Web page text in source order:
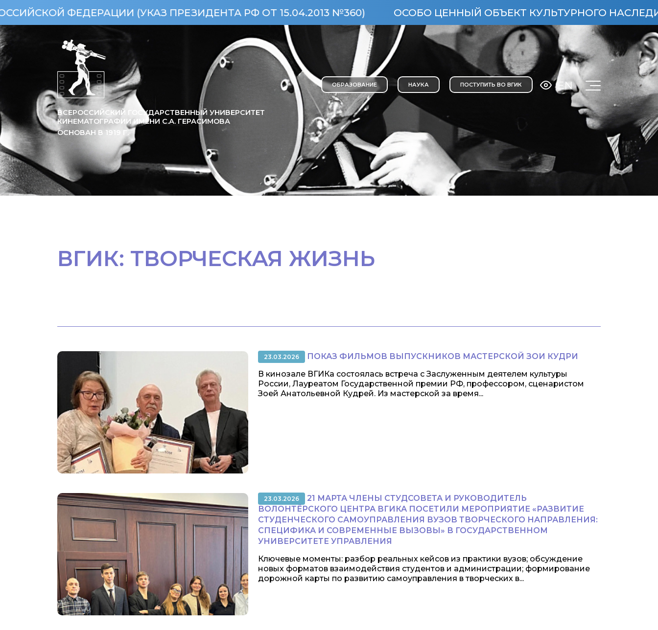
(УКАЗ ПРЕЗИДЕНТА РФ ОТ 15.04.2013 №360) ОСОБО ЦЕННЫЙ ОБЪЕКТ КУЛЬТУРНОГО НАСЛЕДИЯ НАРОДОВ
ВСЕРОССИЙСКИЙ ГОСУДАРСТВЕННЫЙ УНИВЕРСИТЕТ
КИНЕМАТОГРАФИИ ИМЕНИ С.А. ГЕРАСИМОВА
ОСНОВАН В 1919 Г.
ОБРАЗОВАНИЕ НАУКА ПОСТУПИТЬ ВО ВГИК EN
ВГИК: ТВОРЧЕСКАЯ ЖИЗНЬ
23.03.2026
ПОКАЗ ФИЛЬМОВ ВЫПУСКНИКОВ МАСТЕРСКОЙ ЗОИ КУДРИ
В кинозале ВГИКа состоялась встреча с Заслуженным деятелем культуры
России, Лауреатом Государственной премии РФ, профессором, сценаристом
Зоей Анатольевной Кудрей. Из мастерской за время...
23.03.2026
21 МАРТА ЧЛЕНЫ СТУДСОВЕТА И РУКОВОДИТЕЛЬ
ВОЛОНТЁРСКОГО ЦЕНТРА ВГИКА ПОСЕТИЛИ МЕРОПРИЯТИЕ «РАЗВИТИЕ
СТУДЕНЧЕСКОГО САМОУПРАВЛЕНИЯ ВУЗОВ ТВОРЧЕСКОГО НАПРАВЛЕНИЯ:
СПЕЦИФИКА И СОВРЕМЕННЫЕ ВЫЗОВЫ» В ГОСУДАРСТВЕННОМ
УНИВЕРСИТЕТЕ УПРАВЛЕНИЯ
Ключевые моменты: разбор реальных кейсов из практики вузов; обсуждение
новых форматов взаимодействия студентов и администрации; формирование
дорожной карты по развитию самоуправления в творческих в...